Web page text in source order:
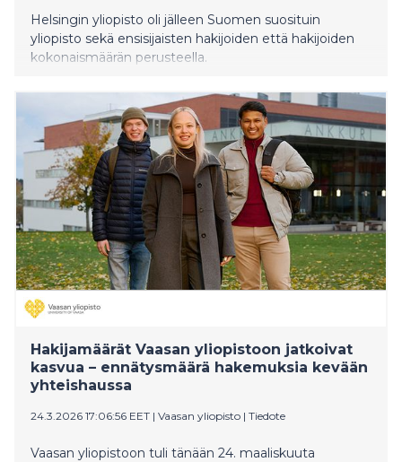
Helsingin yliopisto oli jälleen Suomen suosituin
yliopisto sekä ensisijaisten hakijoiden että hakijoiden
kokonaismäärän perusteella.
Hakijamäärät Vaasan yliopistoon jatkoivat
kasvua – ennätysmäärä hakemuksia kevään
yhteishaussa
24.3.2026 17:06:56 EET | Vaasan yliopisto | Tiedote
Vaasan yliopistoon tuli tänään 24. maaliskuuta